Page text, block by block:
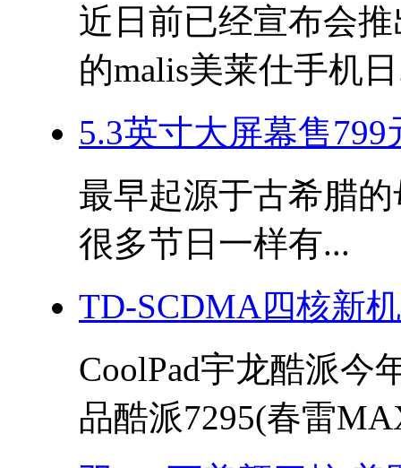
近日前已经宣布会
的malis美莱仕手机
5.3英寸大屏幕售
最早起源于古希腊
很多节日一样有...
TD-SCDMA四核新
CoolPad宇龙酷派今
品酷派7295(春雷